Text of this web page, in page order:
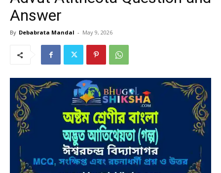
Answer
By Debabrata Mandal - May 9, 2026